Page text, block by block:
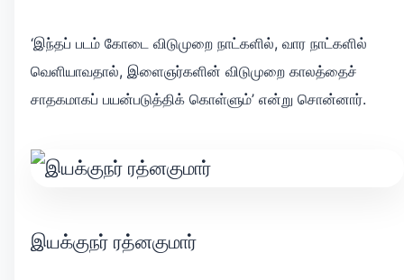
‘இந்தப் படம் கோடை விடுமுறை நாட்களில், வார நாட்களில்
வெளியாவதால், இளைஞர்களின் விடுமுறை காலத்தைச்
சாதகமாகப் பயன்படுத்திக் கொள்ளும்’ என்று சொன்னார்.
இயக்குநர் ரத்னகுமார்